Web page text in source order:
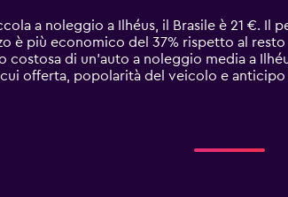
a noleggio a Ilhéus, il Brasile è 21 €.
è più economico del 37% rispetto al
costosa di un'auto a noleggio media a
offerta, popolarità del veicolo e